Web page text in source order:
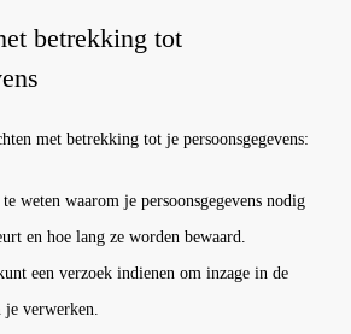
betrekking tot
met betrekking tot je persoonsgegevens:
weten waarom je persoonsgegevens nodig
en hoe lang ze worden bewaard.
een verzoek indienen om inzage in de
je verwerken.